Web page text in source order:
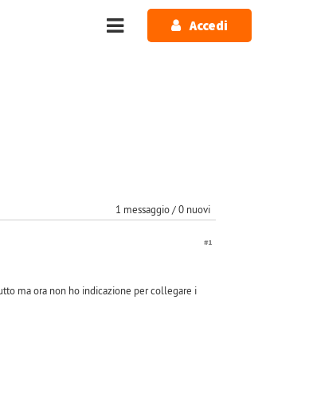
Accedi
1 messaggio / 0 nuovi
#1
ma ora non ho indicazione per collegare i